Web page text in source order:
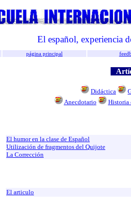
El español, experiencia
página principal
Didáctica
Anecdotario
Historia
El humor en la clase de Español
Utilización de fragmentos del Quijote
La Corrección
El articulo